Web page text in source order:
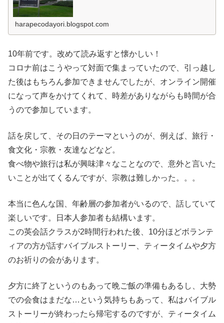
harapecodayori.blogspot.com
10年前です。改めて読み返すと懐かしい！
コロナ前はこうやって対面で集まっていたので、引っ越し
た後はもちろん参加できませんでしたが、オンライン開催
になって声をかけてくれて、時差がありながらも時間が合
うので参加しています。
話を戻して、その日のテーマというのが、例えば、旅行・
食文化・宗教・友達などなど。
食べ物や旅行は私が興味津々なことなので、意外と言いた
いことが出てくるんですが、宗教は難しかった。。。
本当に色んな国、年齢層の参加者がいるので、話していて
楽しいです。日本人参加者も結構います。
この英会話クラスが2時間行われた後、10分ほどボランテ
ィアの方が話すバイブルストーリー、ティータイムや夕方
のお祈りの会があります。
夕方に終了というのもあって晩ご飯の準備もあるし、大勢
での会食はまだな…という気持ちもあって、私はバイブル
ストーリーが終わったら帰宅するのですが、ティータイム